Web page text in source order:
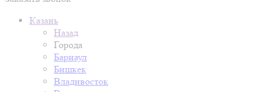
Казань
Назад
Города
Барнаул
Бишкек
Владивосток